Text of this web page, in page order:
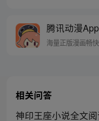
着骑士最高
腾讯动漫App
海量正版漫画畅
相关问答
神印王座小说全文